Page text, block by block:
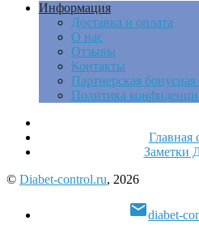
Информация
Доставка и оплата
О нас
Отзывы
Контакты
Партнерская бонусная
Политика
Главная
Заметки
© Diabet-control.ru, 2026
diabet-